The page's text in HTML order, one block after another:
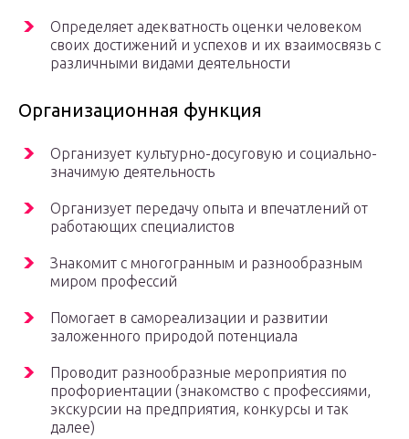
Определяет адекватность оценки человеком
своих достижений и успехов и их взаимосвязь с
различными видами деятельности
Организационная функция
Организует культурно-досуговую и социально-
значимую деятельность
Организует передачу опыта и впечатлений от
работающих специалистов
Знакомит с многогранным и разнообразным
миром профессий
Помогает в самореализации и развитии
заложенного природой потенциала
Проводит разнообразные мероприятия по
профориентации (знакомство с профессиями,
экскурсии на предприятия, конкурсы и так
далее)